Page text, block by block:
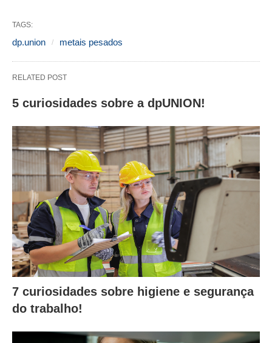
TAGS:
dp.union metais pesados
RELATED POST
5 curiosidades sobre a dpUNION!
7 curiosidades sobre higiene e segurança
do trabalho!